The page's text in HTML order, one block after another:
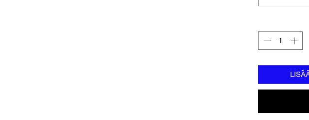
Please note these are